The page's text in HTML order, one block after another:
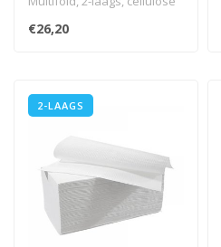
wit, 3060 stuks
€26,20
2-LAAGS